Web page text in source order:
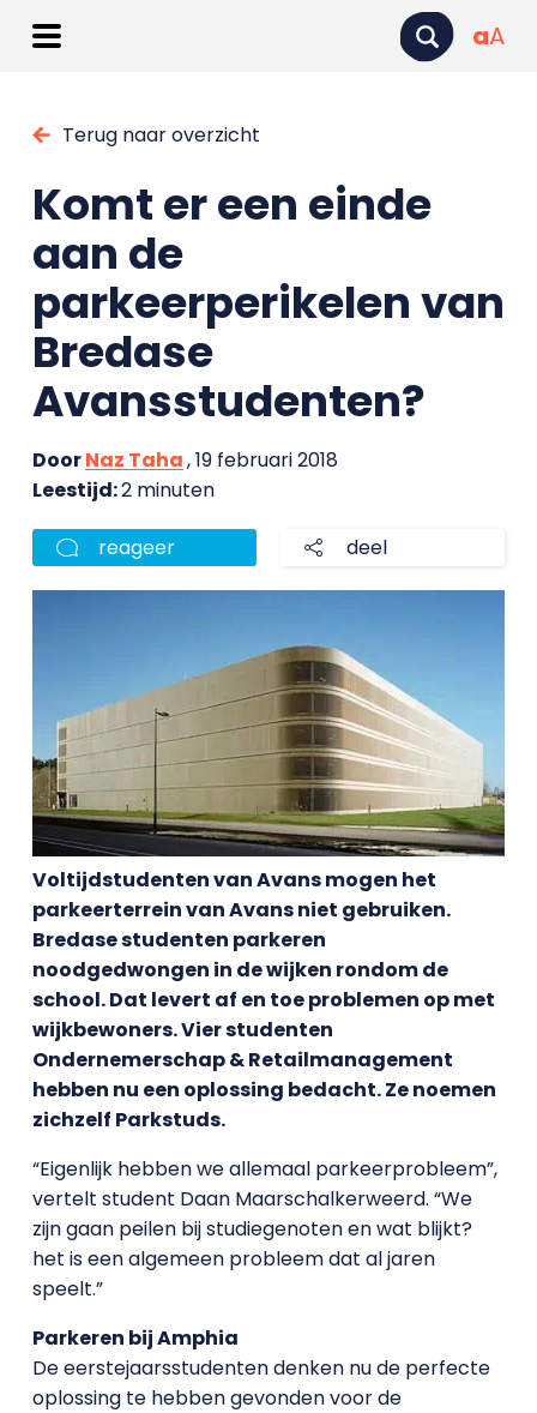
aA
Terug naar overzicht
Komt er een einde
aan de
parkeerperikelen van
Bredase
Avansstudenten?
DoorNaz Taha, 19 februari 2018
Leestijd:2 minuten
reageer deel
Voltijdstudenten van Avans mogen het
parkeerterrein van Avans niet gebruiken.
Bredase studenten parkeren
noodgedwongen in de wijken rondom de
school. Dat levert af en toe problemen op met
wijkbewoners. Vier studenten
Ondernemerschap & Retailmanagement
hebben nu een oplossing bedacht. Ze noemen
zichzelf Parkstuds.
“Eigenlijk hebben we allemaal parkeerprobleem”,
vertelt student Daan Maarschalkerweerd. “We
zijn gaan peilen bij studiegenoten en wat blijkt?
het is een algemeen probleem dat al jaren
speelt.”
Parkeren bij Amphia
De eerstejaarsstudenten denken nu de perfecte
oplossing te hebben gevonden voor de